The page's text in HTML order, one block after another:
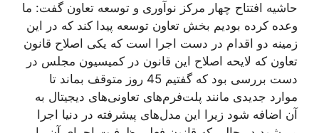
حاشیه افتتاح چهار مرکز نوآوری و توسعه تعاون گفت:‌ ما
وعده کرده بودیم بخش تعاون توسعه پیدا کند که در این
زمینه دو اقدام در دست اجرا است که یکی اصلاح قانون
تعاون که لایحه اصلاح این قانون در کمیسیون مجلس در
دست بررسی بود که گفتیم 45 روز متوقف بماند تا
موارد جدیدی مانند پلت‌فرم‌های تعاونی‌های دیجیتال به
آن اضافه شود زیرا این مدل‌های پیشرفته در دنیا اجرا